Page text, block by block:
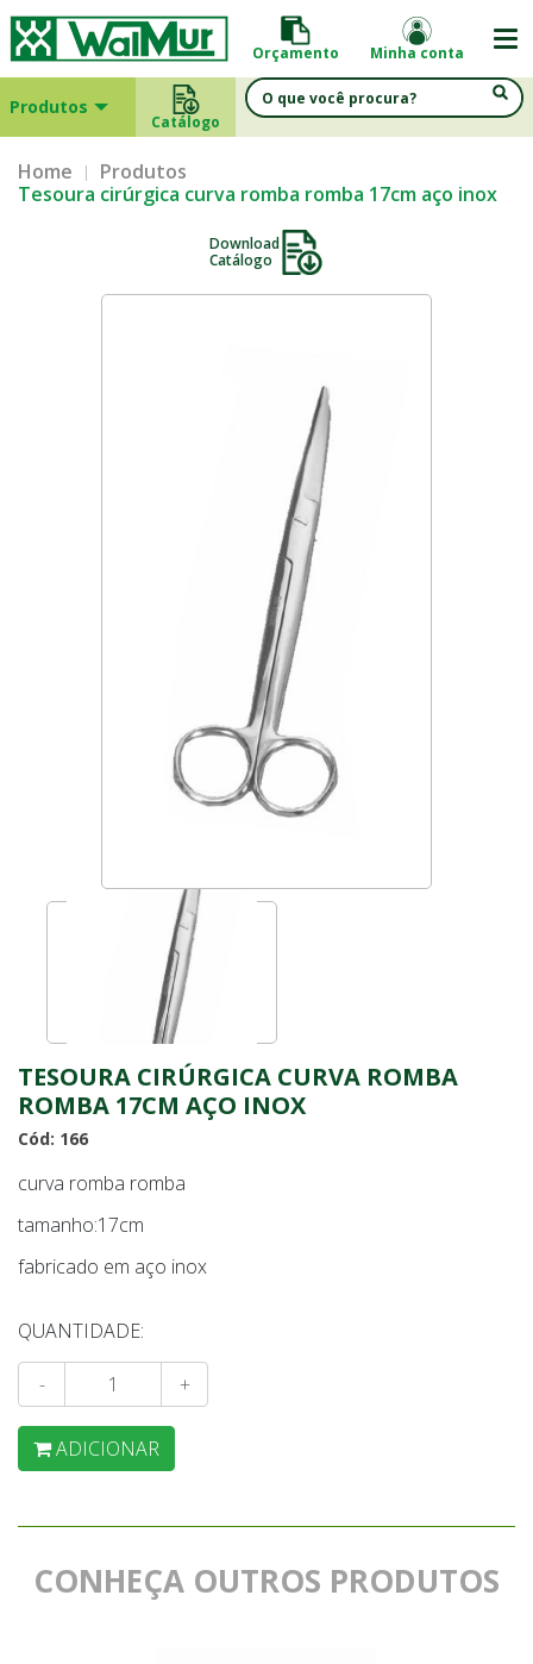
Orçamento Minha conta
Produtos
Catálogo
Home
Produtos
Tesoura cirúrgica curva romba romba 17cm aço inox
Download
Catálogo
TESOURA CIRÚRGICA CURVA ROMBA
ROMBA 17CM AÇO INOX
Cód: 166
curva romba romba
tamanho:17cm
fabricado em aço inox
QUANTIDADE:
- +
ADICIONAR
CONHEÇA OUTROS PRODUTOS